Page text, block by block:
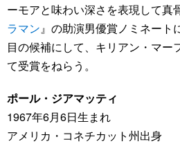
ーモアと味わい深さを表現して真
ラマン』の助演男優賞ノミネート
目の候補にして、キリアン・マー
て受賞をねらう。
ポール・ジアマッティ
1967年6月6日生まれ
アメリカ・コネチカット州出身